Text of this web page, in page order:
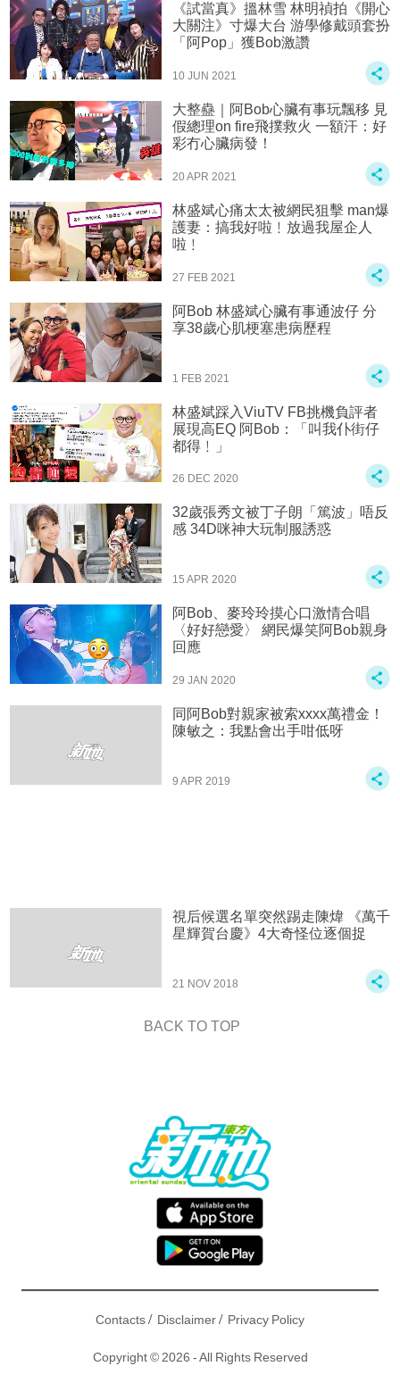
《試當真》搵林雪 林明禎拍《開心
大關注》寸爆大台 游學修戴頭套扮
「阿Pop」獲Bob激讚
10 JUN 2021
大整蠱｜阿Bob心臟有事玩飄移 見
假總理on fire飛撲救火 一額汗：好
彩冇心臟病發！
20 APR 2021
林盛斌心痛太太被網民狙擊 man爆
護妻：搞我好啦﹗放過我屋企人
啦﹗
27 FEB 2021
阿Bob 林盛斌心臟有事通波仔 分
享38歲心肌梗塞患病歷程
1 FEB 2021
林盛斌踩入ViuTV FB挑機負評者
展現高EQ 阿Bob：「叫我仆街仔
都得﹗」
26 DEC 2020
32歲張秀文被丁子朗「篤波」唔反
感 34D咪神大玩制服誘惑
15 APR 2020
阿Bob、麥玲玲摸心口激情合唱
〈好好戀愛〉 網民爆笑阿Bob親身
回應
29 JAN 2020
同阿Bob對親家被索xxxx萬禮金！
陳敏之：我點會出手咁低呀
9 APR 2019
視后候選名單突然踢走陳煒 《萬千
星輝賀台慶》4大奇怪位逐個捉
21 NOV 2018
BACK TO TOP
Contacts/ Disclaimer/ Privacy Policy
Copyright © 2026 - All Rights Reserved